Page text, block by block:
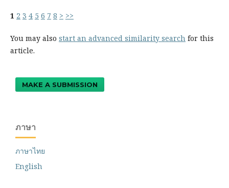
1 2 3 4 5 6 7 8 > >>
You may also start an advanced similarity searchfor this
article.
MAKE A SUBMISSION
ภาษา
ภาษาไทย
English